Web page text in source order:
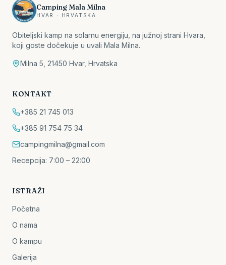
Camping Mala Milna
HVAR · HRVATSKA
Obiteljski kamp na solarnu energiju, na južnoj strani Hvara,
koji goste dočekuje u uvali Mala Milna.
Milna 5, 21450 Hvar, Hrvatska
KONTAKT
+385 21 745 013
+385 91 754 75 34
campingmilna@gmail.com
Recepcija: 7:00 – 22:00
ISTRAŽI
Početna
O nama
O kampu
Galerija